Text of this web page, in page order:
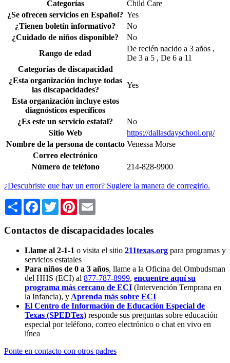
Categorías
Child Care
¿Se ofrecen servicios en Español? Yes
¿Tienen boletín informativo?
No
¿Cuidado de niños disponible?
No
Rango de edad
De recién nacido a 3 años ,
De 3 a 5 , De 6 a 11
Categorías de discapacidad
¿Esta organización incluye todas
las discapacidades?
Yes
Esta organización incluye estos
diagnósticos específicos
¿Es este un servicio estatal?
No
Sitio Web
https://dallasdayschool.org/
Nombre de la persona de contacto Venessa Morse
Correo electrónico
Número de teléfono
214-828-9900
¿Descubriste que hay un error? Sugiere la manera de corregirlo.
Share Facebook
TwitterPinterest
Contactos de discapacidades locales
Llame al 2-1-1 o visita el sitio 211texas.org para programas y
servicios estatales
Para niños de 0 a 3 años, llame a la Oficina del Ombudsman
del HHS (ECI) al 877-787-8999, encuentre aquí su
programa más cercano de ECI (Intervención Temprana en
la Infancia), y Aprenda más sobre ECI
El Centro de Información de Educación Especial de
Texas (SPEDTex) responde sus preguntas sobre educación
especial por teléfono, correo electrónico o chat en vivo en
línea
Ponte en contacto con otros padres